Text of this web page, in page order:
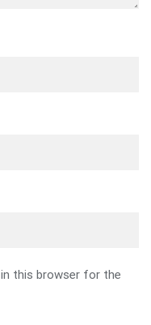
in this browser for the